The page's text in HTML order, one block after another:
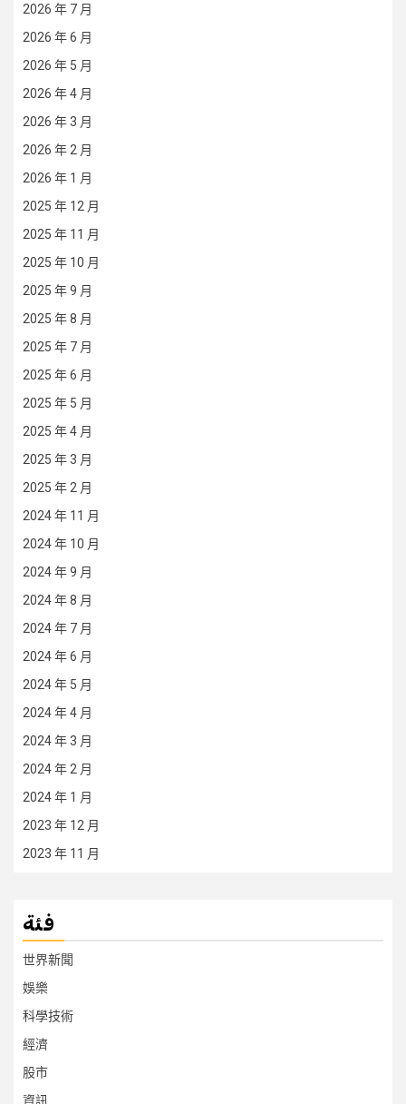
2026 年 7 月
2026 年 6 月
2026 年 5 月
2026 年 4 月
2026 年 3 月
2026 年 2 月
2026 年 1 月
2025 年 12 月
2025 年 11 月
2025 年 10 月
2025 年 9 月
2025 年 8 月
2025 年 7 月
2025 年 6 月
2025 年 5 月
2025 年 4 月
2025 年 3 月
2025 年 2 月
2024 年 11 月
2024 年 10 月
2024 年 9 月
2024 年 8 月
2024 年 7 月
2024 年 6 月
2024 年 5 月
2024 年 4 月
2024 年 3 月
2024 年 2 月
2024 年 1 月
2023 年 12 月
2023 年 11 月
فئة
世界新聞
娛樂
科學技術
經濟
股市
資訊